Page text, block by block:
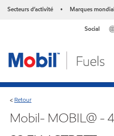
Secteurs d’activité • Marques
Social
< Retour
Mobil- MOBIL@ -